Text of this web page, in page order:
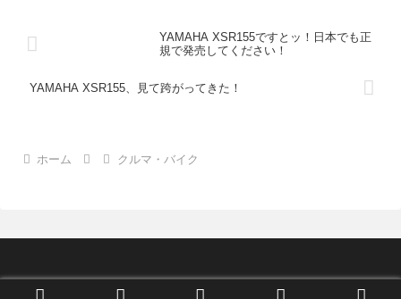
YAMAHA XSR155ですとッ！日本でも正
規で発売してください！
YAMAHA XSR155、見て跨がってきた！
ホーム クルマ・バイク